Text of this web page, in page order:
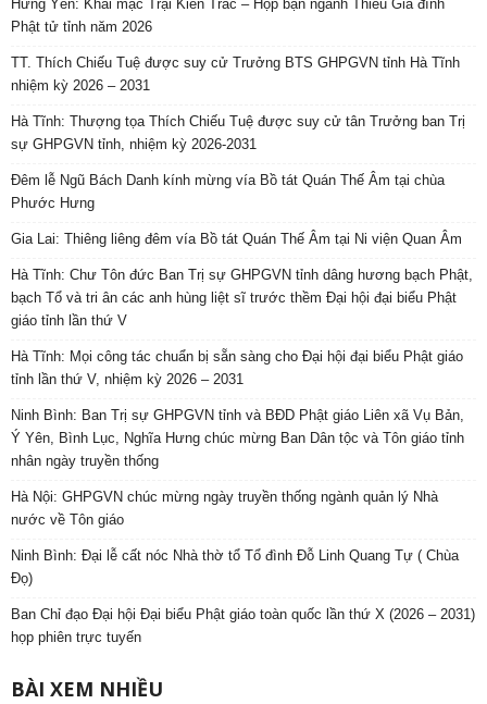
Hưng Yên: Khai mạc Trại Kiền Trắc – Họp bạn ngành Thiếu Gia đình
Phật tử tỉnh năm 2026
TT. Thích Chiếu Tuệ được suy cử Trưởng BTS GHPGVN tỉnh Hà Tĩnh
nhiệm kỳ 2026 – 2031
Hà Tĩnh: Thượng tọa Thích Chiếu Tuệ được suy cử tân Trưởng ban Trị
sự GHPGVN tỉnh, nhiệm kỳ 2026-2031
Đêm lễ Ngũ Bách Danh kính mừng vía Bồ tát Quán Thế Âm tại chùa
Phước Hưng
Gia Lai: Thiêng liêng đêm vía Bồ tát Quán Thế Âm tại Ni viện Quan Âm
Hà Tĩnh: Chư Tôn đức Ban Trị sự GHPGVN tỉnh dâng hương bạch Phật,
bạch Tổ và tri ân các anh hùng liệt sĩ trước thềm Đại hội đại biểu Phật
giáo tỉnh lần thứ V
Hà Tĩnh: Mọi công tác chuẩn bị sẵn sàng cho Đại hội đại biểu Phật giáo
tỉnh lần thứ V, nhiệm kỳ 2026 – 2031
Ninh Bình: Ban Trị sự GHPGVN tỉnh và BĐD Phật giáo Liên xã Vụ Bản,
Ý Yên, Bình Lục, Nghĩa Hưng chúc mừng Ban Dân tộc và Tôn giáo tỉnh
nhân ngày truyền thống
Hà Nội: GHPGVN chúc mừng ngày truyền thống ngành quản lý Nhà
nước về Tôn giáo
Ninh Bình: Đại lễ cất nóc Nhà thờ tổ Tổ đình Đỗ Linh Quang Tự ( Chùa
Đọ)
Ban Chỉ đạo Đại hội Đại biểu Phật giáo toàn quốc lần thứ X (2026 – 2031)
họp phiên trực tuyến
BÀI XEM NHIỀU